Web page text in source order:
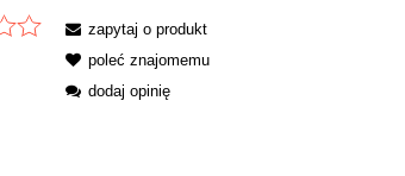
zapytaj o produkt
poleć znajomemu
dodaj opinię